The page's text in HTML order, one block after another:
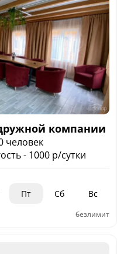
компании
человек
- 1000 р/сутки
Пт Сб
Вс
безлимит